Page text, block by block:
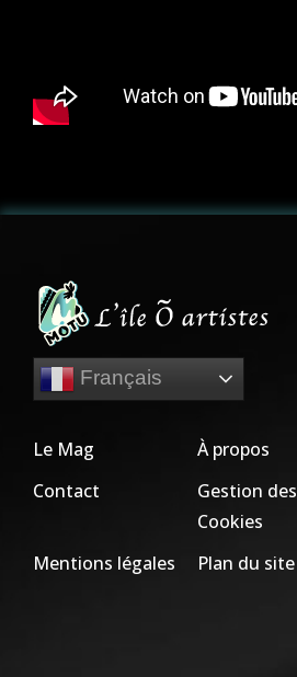
Français
Le Mag
À propos
Contact
Gestion des
Cookies
Mentions légales
Plan du site